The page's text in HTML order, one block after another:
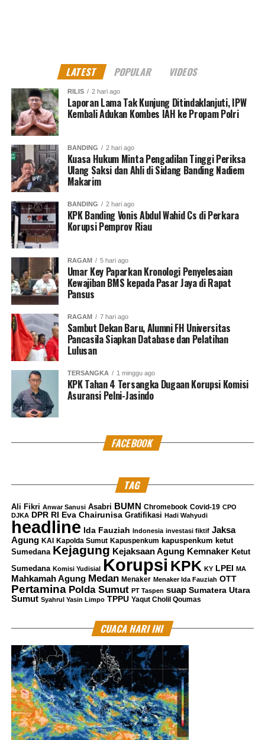
MES Dono
North Jakarta Journalist
LATEST POPULAR VIDEOS
RILIS 2 hari ago
Laporan Lama Tak Kunjung Ditindaklanjuti, IPW
Kembali Adukan Kombes IAH ke Propam Polri
BANDING 2 hari ago
Kuasa Hukum Minta Pengadilan Tinggi Periksa
Ulang Saksi dan Ahli di Sidang Banding Nadiem
Makarim
BANDING 2 hari ago
KPK Banding Vonis Abdul Wahid Cs di Perkara
Korupsi Pemprov Riau
RAGAM 5 hari ago
Umar Key Paparkan Kronologi Penyelesaian
Kewajiban BMS kepada Pasar Jaya di Rapat
Pansus
RAGAM 7 hari ago
Sambut Dekan Baru, Alumni FH Universitas
Pancasila Siapkan Database dan Pelatihan
Lulusan
TERSANGKA 1 minggu ago
KPK Tahan 4 Tersangka Dugaan Korupsi Komisi
Asuransi Pelni-Jasindo
FACEBOOK
TAG
Ali Fikri Anwar Sanusi Asabri BUMN Chromebook Covid-19 CPO
DJKA DPR RI Eva Chairunisa Gratifikasi Hadi Wahyudi
headline Ida Fauziah Indonesia investasi fiktif Jaksa
Agung KAI Kapolda Sumut Kapuspenkum kapuspenkum ketut
Sumedana Kejagung Kejaksaan Agung Kemnaker Ketut
Sumedana Komisi Yudisial Korupsi KPK KY LPEI MA
Mahkamah Agung Medan Menaker Menaker Ida Fauziah OTT
Pertamina Polda Sumut PT Taspen suap Sumatera Utara
Sumut Syahrul Yasin Limpo TPPU Yaqut Cholil Qoumas
CUACA HARI INI